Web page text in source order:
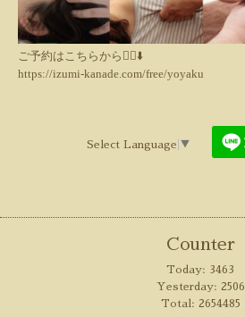
ご予約はこちらから💁‍♀️⬇️
https://izumi-kanade.com/free/yoyaku
Select Language ▼
Counter
Today: 3463
Yesterday: 2506
Total: 2654485